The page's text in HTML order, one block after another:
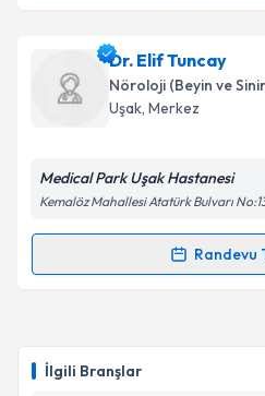
İlgili Branşlar
Uzm. Dr. Şakir Çankaya
oluşturun. Size bu
takvim hazırlandığında e-
Kişisel verilerimin
Metni'ni okudum ve
Dr. Elif Tuncay
Nöroloji (Beyin ve
Uşak, Merkez
Medical Park Uşak Hastanesi
Kemalöz Mahallesi Atatürk Bulvarı
Randevu
Randevu Takvimi
hazırlandığında e-posta ile